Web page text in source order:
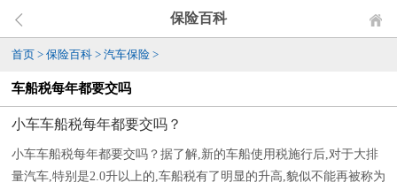
保险百科
首页 > 保险百科 > 汽车保险 >
车船税每年都要交吗
小车车船税每年都要交吗？
小车车船税每年都要交吗？据了解,新的车船使用税施行后,对于大排
量汽车,特别是2.0升以上的,车船税有了明显的升高,貌似不能再被称为